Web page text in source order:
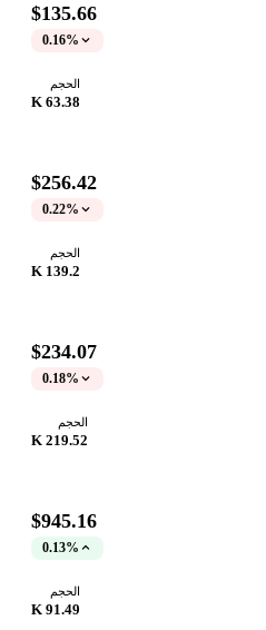
$135.66
0.16%
الحجم
63.38 K
$256.42
0.22%
الحجم
139.2 K
$234.07
0.18%
الحجم
219.52 K
$945.16
0.13%
الحجم
91.49 K